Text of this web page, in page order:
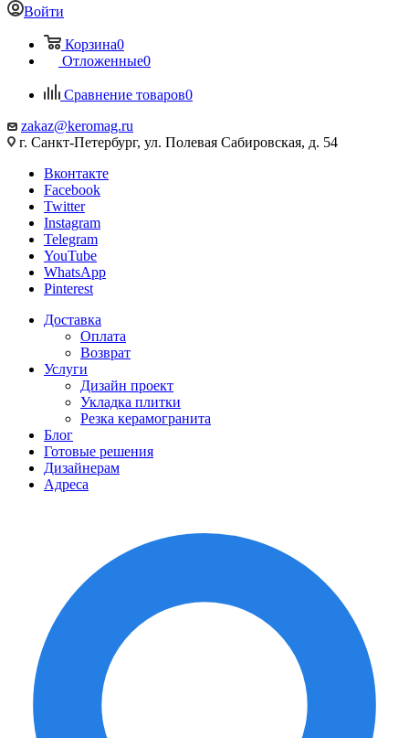
Войти
Корзина0
Отложенные0
Сравнение товаров0
zakaz@keromag.ru
г. Санкт-Петербург, ул. Полевая Сабировская, д. 54
Вконтакте
Facebook
Twitter
Instagram
Telegram
YouTube
WhatsApp
Pinterest
Доставка
Оплата
Возврат
Услуги
Дизайн проект
Укладка плитки
Резка керамогранита
Блог
Готовые решения
Дизайнерам
Адреса